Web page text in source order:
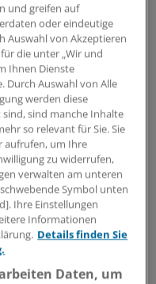
uns mit
Jahren; sie ist ja
etabliert.
Dickdarm-
ein etwas schwieriger
es noch keine
Daten gibt, um eine
einzuführen.
Studien, die
sichere Methode mit
und greifen auf
oder eindeutige
Auswahl von Akzeptieren
die unter „Wir und
Ihnen Dienste
Durch Auswahl von Alle
werden diese
sind manche Inhalte
so relevant für Sie. Sie
aufrufen, um Ihre
zu widerrufen,
verwalten am unteren
Symbol unten
Ihre Einstellungen
Informationen
Details finden Sie
Daten, um